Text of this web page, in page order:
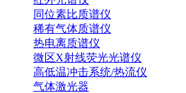
同位素比质谱仪
稀有气体质谱仪
热电离质谱仪
微区X射线荧光光谱仪
高低温冲击系统/热流仪
气体激光器